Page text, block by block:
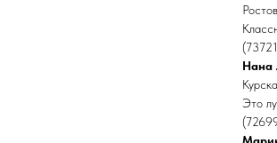
Нана
Это